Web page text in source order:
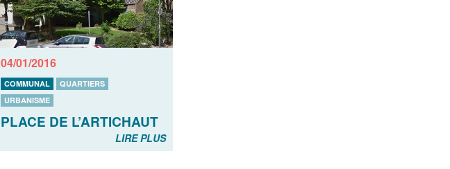
04/01/2016
COMMUNAL
QUARTIERS
URBANISME
PLACE DE L’ARTICHAUT
LIRE PLUS